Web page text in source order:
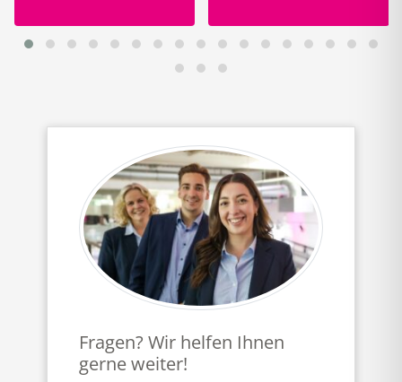
Fragen? Wir helfen Ihnen
gerne weiter!